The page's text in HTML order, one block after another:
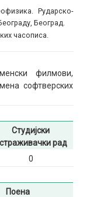
Рударско-
Београд.
часописа.
филмови,
софтверских
Студијски
рад
0
Поена